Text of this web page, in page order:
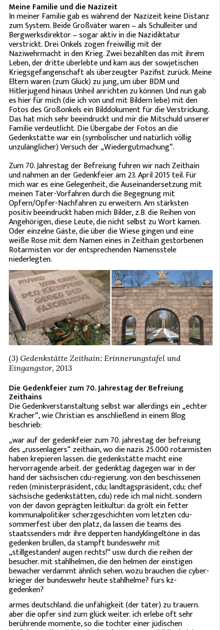
Meine Familie und die Nazizeit
In meiner Familie gab es während der Nazizeit keine Distanz
zum System. Beide Großväter waren – als Schulleiter und
Bergwerksdirektor – sogar aktiv in die Nazidiktatur
verstrickt. Drei Onkels zogen freiwillig mit der
Naziwehrmacht in den Krieg. Zwei bezahlten das mit ihrem
Leben, der dritte überlebte und kam aus der sowjetischen
Kriegsgefangenschaft als überzeugter Pazifist zurück. Meine
Eltern waren (zum Glück) zu jung, um über BDM und
Hitlerjugend hinaus Unheil anrichten zu können. Und nun gab
es hier für mich (die ich von und mit Bildern lebe) mit den
Fotos des Großonkels ein Bilddokument für die Verstrickung.
Das hat mich sehr beeindruckt und mir die Mitschuld unserer
Familie verdeutlicht. Die Übergabe der Fotos an die
Gedenkstätte war ein (symbolischer und natürlich völlig
unzulänglicher) Versuch der „Wiedergutmachung“.
Zum 70. Jahrestag der Befreiung fuhren wir nach Zeithain
und nahmen an der Gedenkfeier am 23. April 2015 teil. Für
mich war es eine Gelegenheit, die Auseinandersetzung mit
meinen Täter-Vorfahren durch die Begegnung mit
Opfern/Opfer-Nachfahren zu erweitern. Am stärksten
positiv beeindruckt haben mich Bilder, z.B. die Reihen von
Angehörigen, diese Leute, die nicht selbst zu Wort kamen.
Oder einzelne Gäste, die über die Wiese gingen und eine
weiße Rose mit dem Namen eines in Zeithain gestorbenen
Rotarmisten vor der entsprechenden Namensstele
niederlegten.
(3) Gedenkstätte Zeithain: Erinnerungstafel und
Eingangstor, 2013
Die Gedenkfeier zum 70. Jahrestag der Befreiung
Zeithains
Die Gedenkverstanstaltung selbst war allerdings ein „echter
Kracher“, wie Christian es anschließend in einem Blog
beschrieb:
„war auf der gedenkfeier zum 70. jahrestag der befreiung
des „russenlagers“ zeithain, wo die nazis 25.000 rotarmisten
haben krepieren lassen. die gedenkstätte macht eine
hervorragende arbeit. der gedenktag dagegen war in der
hand der sächsischen cdu-regierung. von den beschissenen
reden (ministerpräsident, cdu; landtagspräsident, cdu; chef
sächsische gedenkstätten, cdu) rede ich mal nicht. sondern
von der davon geprägten leitkultur: da grölt ein fetter
kommunalpolitiker scherzgeschichten vom letzten cdu-
sommerfest über den platz, da lassen die teams des
staatssenders mdr ihre depperten handyklingeltöne in das
gedenken brüllen, da stampft bundeswehr mit
„stillgestanden! augen rechts!“ usw. durch die reihen der
besucher. mit stahlhelmen, die den helmen der einstigen
bewacher verdammt ähnlich sehen. wozu brauchen die cyber-
krieger der bundeswehr heute stahlhelme? fürs kz-
gedenken?
armes deutschland. die unfähigkeit (der täter) zu trauern.
aber die opfer sind zum glück weiter. ich erlebe oft sehr
berührende momente, so die tochter einer jüdischen